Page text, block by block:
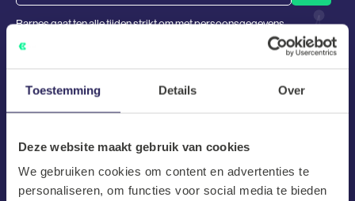
Toestemming Details Over
Deze website maakt gebruik van cookies
We gebruiken cookies om content en advertenties te
personaliseren, om functies voor social media te bieden
Barnes gaat ten alle tijden strikt om met persoonsgegevens
en zal deze nooit delen met 3en